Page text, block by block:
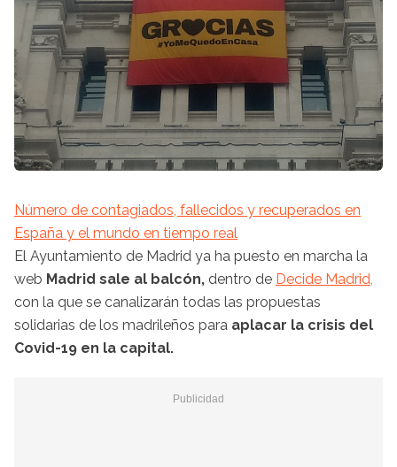
Número de contagiados, fallecidos y recuperados en
España y el mundo en tiempo real
El Ayuntamiento de Madrid ya ha puesto en marcha la
web Madrid sale al balcón, dentro de Decide Madrid,
con la que se canalizarán todas las propuestas
solidarias de los madrileños para aplacar la crisis del
Covid-19 en la capital.